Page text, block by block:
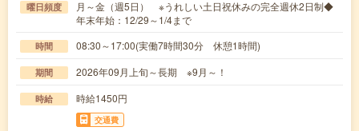
曜日頻度
月～金（週5日） ※うれしい土日祝休みの完全週休2日制◆
年末年始：12/29～1/4まで
時間 08:30～17:00(実働7時間30分 休憩1時間)
期間 2026年09月上旬～長期 ※9月～！
時給 時給1450円
交通費